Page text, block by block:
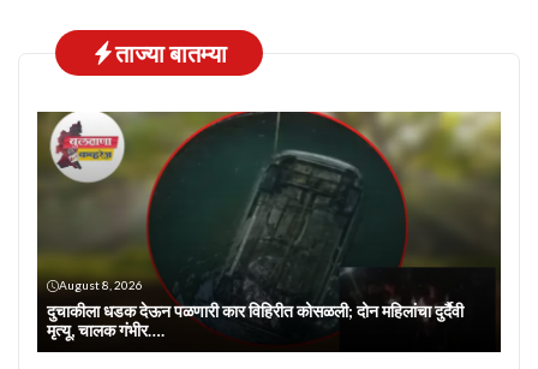
ताज्या बातम्या
August 8, 2026
दुचाकीला धडक देऊन पळणारी कार विहिरीत कोसळली; दोन महिलांचा दुर्दैवी
मृत्यू, चालक गंभीर….